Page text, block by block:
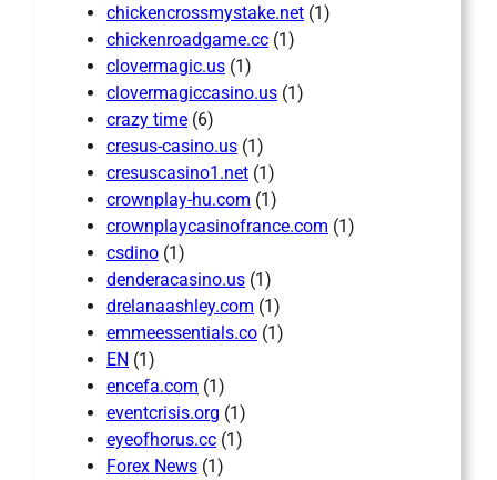
chickencrossmystake.net (1)
chickenroadgame.cc (1)
clovermagic.us (1)
clovermagiccasino.us (1)
crazy time (6)
cresus-casino.us (1)
cresuscasino1.net (1)
crownplay-hu.com (1)
crownplaycasinofrance.com (1)
csdino (1)
denderacasino.us (1)
drelanaashley.com (1)
emmeessentials.co (1)
EN (1)
encefa.com (1)
eventcrisis.org (1)
eyeofhorus.cc (1)
Forex News (1)